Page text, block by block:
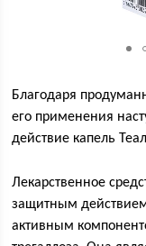
Благодаря
его применения
действие капель
Лекарственное
защитным
активным